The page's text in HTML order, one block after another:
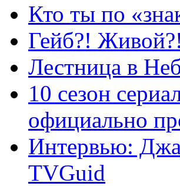
Кто ты по
Гейб?! Живой?!
Лестница в
10 сезон
официально
Интервью:
TVGuid